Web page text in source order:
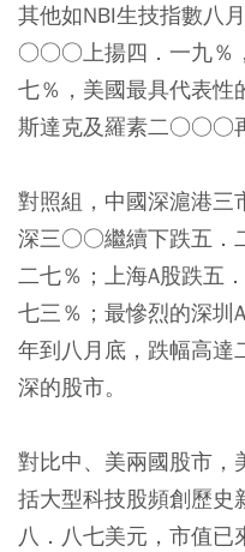
其他如NBI生技指數八
○○○上揚四．一九％
七％，美國最具代表
斯達克及羅素二○○○再
對照組，中國深滬港三
深三○○繼續下跌五．
二七％；上海A股跌五
七三％；最慘烈的深圳
年到八月底，跌幅高達
深的股市。
對比中、美兩國股市，
括大型科技股頻創歷史
八．八七美元，市值已